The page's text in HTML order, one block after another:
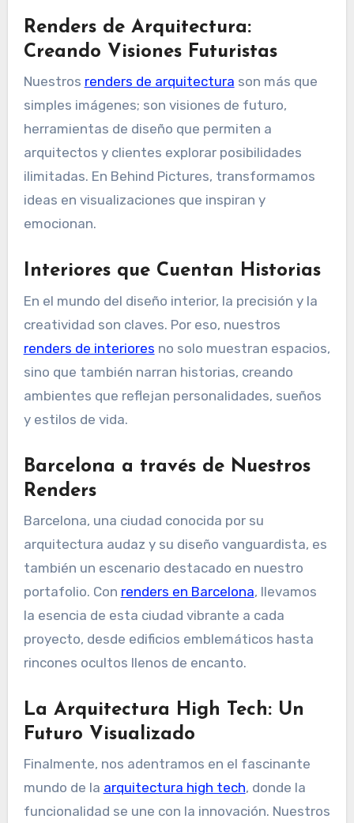
Renders de Arquitectura:
Creando Visiones Futuristas
Nuestros renders de arquitectura son más que
simples imágenes; son visiones de futuro,
herramientas de diseño que permiten a
arquitectos y clientes explorar posibilidades
ilimitadas. En Behind Pictures, transformamos
ideas en visualizaciones que inspiran y
emocionan.
Interiores que Cuentan Historias
En el mundo del diseño interior, la precisión y la
creatividad son claves. Por eso, nuestros
renders de interiores no solo muestran espacios,
sino que también narran historias, creando
ambientes que reflejan personalidades, sueños
y estilos de vida.
Barcelona a través de Nuestros
Renders
Barcelona, una ciudad conocida por su
arquitectura audaz y su diseño vanguardista, es
también un escenario destacado en nuestro
portafolio. Con renders en Barcelona, llevamos
la esencia de esta ciudad vibrante a cada
proyecto, desde edificios emblemáticos hasta
rincones ocultos llenos de encanto.
La Arquitectura High Tech: Un
Futuro Visualizado
Finalmente, nos adentramos en el fascinante
mundo de la arquitectura high tech, donde la
funcionalidad se une con la innovación. Nuestros